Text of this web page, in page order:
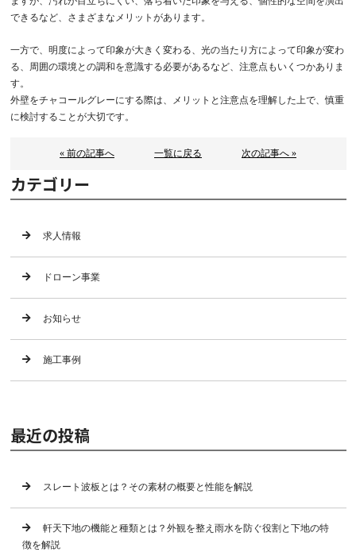
できるなど、さまざまなメリットがあります。
一方で、明度によって印象が大きく変わる、光の当たり方によって印象が変わ
る、周囲の環境との調和を意識する必要があるなど、注意点もいくつかありま
す。
外壁をチャコールグレーにする際は、メリットと注意点を理解した上で、慎重
に検討することが大切です。
« 前の記事へ 一覧に戻る 次の記事へ »
カテゴリー
求人情報
ドローン事業
お知らせ
施工事例
最近の投稿
スレート波板とは？その素材の概要と性能を解説
軒天下地の機能と種類とは？外観を整え雨水を防ぐ役割と下地の特
徴を解説